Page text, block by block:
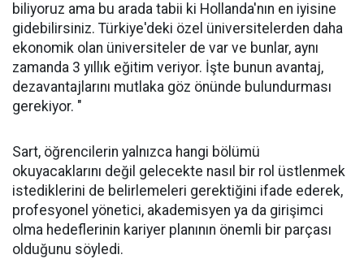
biliyoruz ama bu arada tabii ki Hollanda'nın en iyisine
gidebilirsiniz. Türkiye'deki özel üniversitelerden daha
ekonomik olan üniversiteler de var ve bunlar, aynı
zamanda 3 yıllık eğitim veriyor. İşte bunun avantaj,
dezavantajlarını mutlaka göz önünde bulundurması
gerekiyor. "
Sart, öğrencilerin yalnızca hangi bölümü
okuyacaklarını değil gelecekte nasıl bir rol üstlenmek
istediklerini de belirlemeleri gerektiğini ifade ederek,
profesyonel yönetici, akademisyen ya da girişimci
olma hedeflerinin kariyer planının önemli bir parçası
olduğunu söyledi.